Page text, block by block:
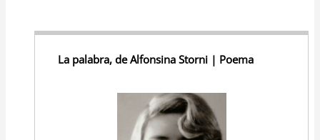
La palabra, de Alfonsina Storni | Poema